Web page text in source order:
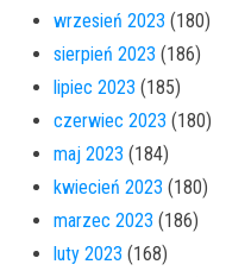
wrzesień 2023 (180)
sierpień 2023 (186)
lipiec 2023 (185)
czerwiec 2023 (180)
maj 2023 (184)
kwiecień 2023 (180)
marzec 2023 (186)
luty 2023 (168)